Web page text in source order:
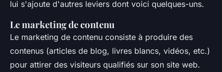
lui s'ajoute d'autres leviers dont voici quelques-uns.
Le marketing de contenu
Le marketing de contenu consiste à produire des
contenus (articles de blog, livres blancs, vidéos, etc.)
pour attirer des visiteurs qualifiés sur son site web.